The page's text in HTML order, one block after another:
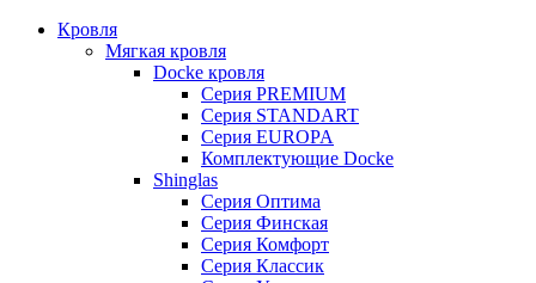
Кровля
Мягкая кровля
Docke кровля
Серия PREMIUM
Серия STANDART
Серия EUROPA
Комплектующие Docke
Shinglas
Серия Оптима
Серия Финская
Серия Комфорт
Серия Классик